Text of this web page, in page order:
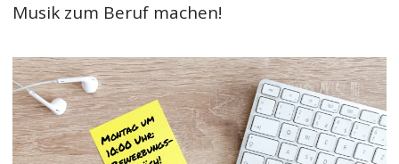
Musik zum Beruf machen!